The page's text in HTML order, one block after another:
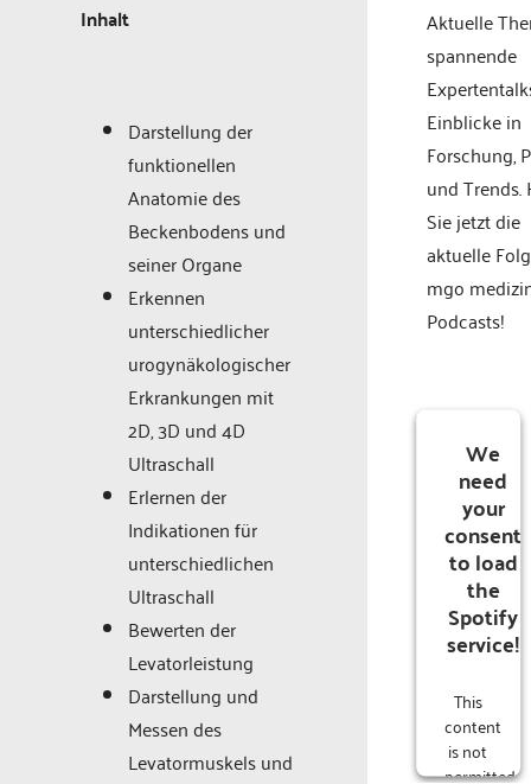
Inhalt
Darstellung der
funktionellen
Anatomie des
Beckenbodens und
seiner Organe
Erkennen
unterschiedlicher
urogynäkologischer
Erkrankungen mit
2D, 3D und 4D
Ultraschall
Erlernen der
Indikationen für
unterschiedlichen
Ultraschall
Bewerten der
Levatorleistung
Darstellung und
Messen des
Levatormuskels und
Aktuelle
spannende
Einblicke in
Forschung,
und Trends.
Sie jetzt die
aktuelle
mgo
Podcasts!
We
need
your
consent
to load
the
Spotify
service!
This
content
is not
permitted